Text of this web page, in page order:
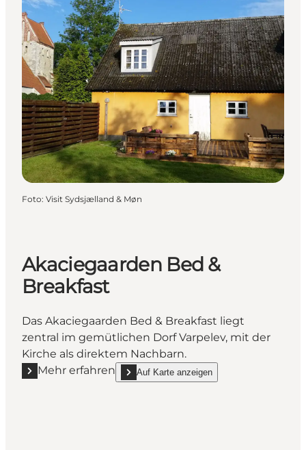
Foto: Visit Sydsjælland & Møn
Akaciegaarden Bed &
Breakfast
Das Akaciegaarden Bed & Breakfast liegt
zentral im gemütlichen Dorf Varpelev, mit der
Kirche als direktem Nachbarn.
Mehr erfahren
Mehr erfahren "Akaciegaarden Bed & Breakfast"
Auf Karte anzeigen
show Akaciegaarden Bed & Breakfast on_map